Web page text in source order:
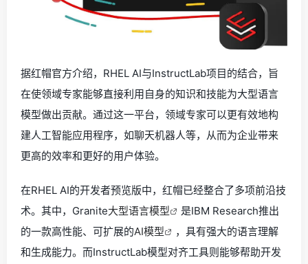
据红帽官方介绍，RHEL AI与InstructLab项目的结合，旨
在使领域专家能够直接利用自身的知识和技能为大型语言
模型做出贡献。通过这一平台，领域专家可以更有效地构
建人工智能应用程序，如聊天机器人等，从而为企业带来
更高的效率和更好的用户体验。
在RHEL AI的开发者预览版中，红帽已经整合了多项前沿技
术。其中，Granite大型语言模型
是IBM Research推出
的一款高性能、可扩展的AI模型
，具有强大的语言理解
和生成能力。而InstructLab模型对齐工具则能够帮助开发